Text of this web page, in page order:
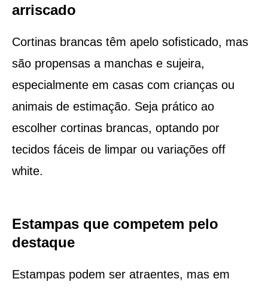
arriscado
Cortinas brancas têm apelo sofisticado, mas
são propensas a manchas e sujeira,
especialmente em casas com crianças ou
animais de estimação. Seja prático ao
escolher cortinas brancas, optando por
tecidos fáceis de limpar ou variações off
white.
Estampas que competem pelo
destaque
Estampas podem ser atraentes, mas em